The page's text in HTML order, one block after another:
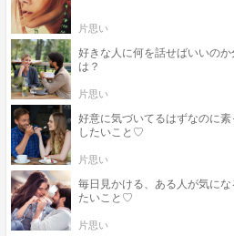
片思い
好きな人に何を話せばいいの
は？
片思い
好意に気づいてるはずなのに
したいこと♡
片思い
毎日見かける、ある人が気に
たいこと♡
片思い